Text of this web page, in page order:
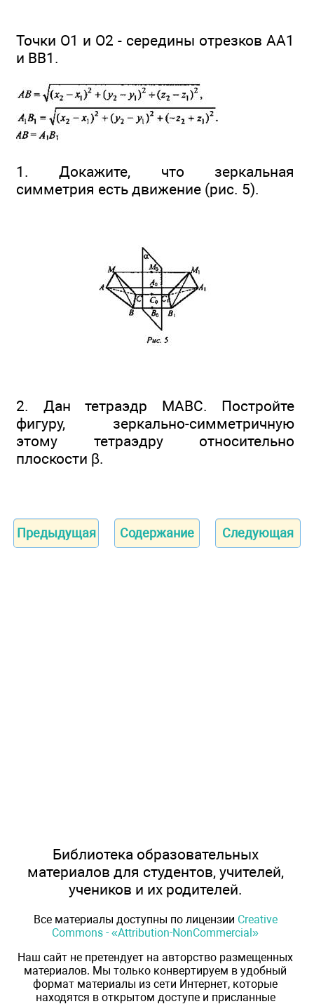
Точки O1 и О2 - середины отрезков АА1
и ВВ1.
1. Докажите, что зеркальная
симметрия есть движение (рис. 5).
2. Дан тетраэдр МАВС. Постройте
фигуру, зеркально-симметричную
этому тетраэдру относительно
плоскости β.
Предыдущая Содержание Следующая
Библиотека образовательных
материалов для студентов, учителей,
учеников и их родителей.
Все материалы доступны по лицензии Creative
Commons - «Attribution-NonCommercial»
Наш сайт не претендует на авторство размещенных
материалов. Мы только конвертируем в удобный
формат материалы из сети Интернет, которые
находятся в открытом доступе и присланные